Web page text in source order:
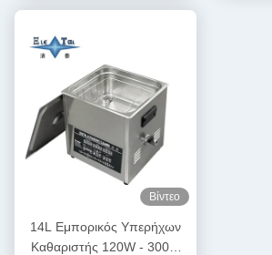
Βίντεο
14L Εμπορικός Υπερήχων
Καθαριστής 120W - 300W